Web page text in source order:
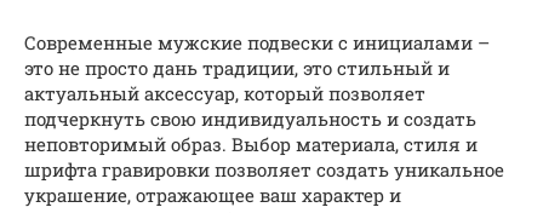
Современные мужские подвески с инициалами –
это не просто дань традиции, это стильный и
актуальный аксессуар, который позволяет
подчеркнуть свою индивидуальность и создать
неповторимый образ. Выбор материала, стиля и
шрифта гравировки позволяет создать уникальное
украшение, отражающее ваш характер и